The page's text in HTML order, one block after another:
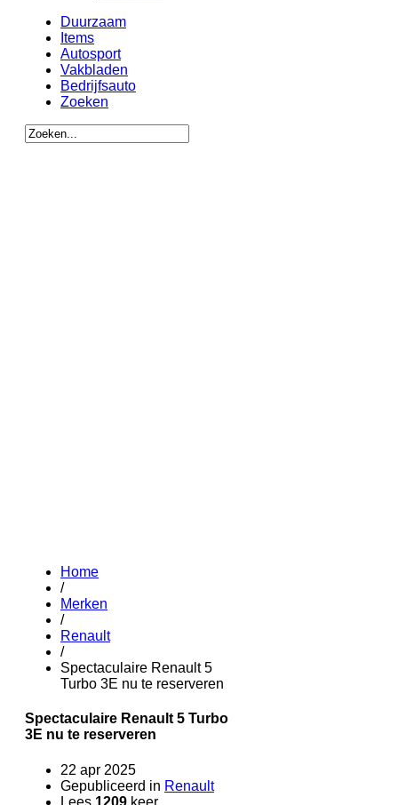
Duurzaam
Items
Autosport
Vakbladen
Bedrijfsauto
Zoeken
Home
/
Merken
/
Renault
/
Spectaculaire Renault 5
Turbo 3E nu te reserveren
Spectaculaire Renault 5 Turbo
3E nu te reserveren
22 apr 2025
Gepubliceerd in Renault
Lees 1209 keer